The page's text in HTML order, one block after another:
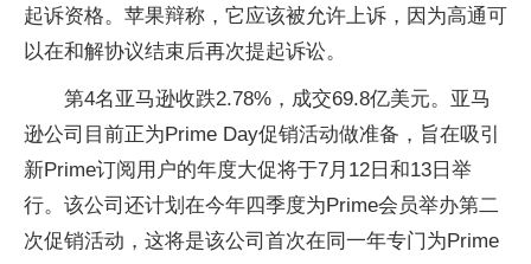
起诉资格。苹果辩称，它应该被允许上诉，因为高通可
以在和解协议结束后再次提起诉讼。
第4名亚马逊收跌2.78%，成交69.8亿美元。亚马
逊公司目前正为Prime Day促销活动做准备，旨在吸引
新Prime订阅用户的年度大促将于7月12日和13日举
行。该公司还计划在今年四季度为Prime会员举办第二
次促销活动，这将是该公司首次在同一年专门为Prime